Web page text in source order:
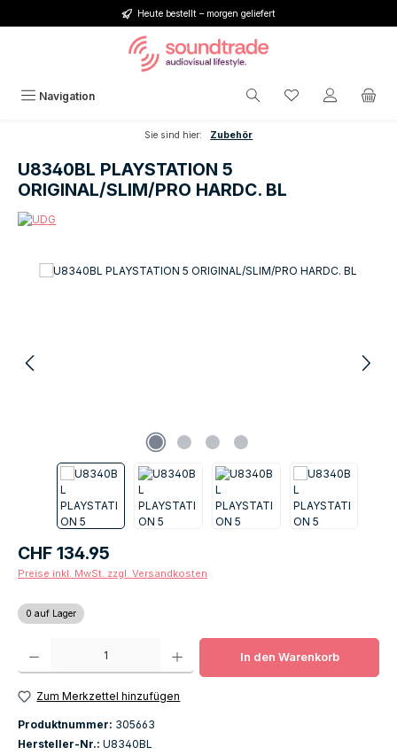
Zum Hauptinhalt springenHeute bestellt – morgen geliefert
Navigation Du hast 0
Sie sind hier: Zubehör
U8340BL PLAYSTATION 5
ORIGINAL/SLIM/PRO HARDC. BL
Bildergalerie überspringen
Regulärer Preis:
CHF 134.95
Preise inkl. MwSt. zzgl. Versandkosten
0 auf Lager
Produkt Anzahl: Gib den gewünschten Wert ein oder benutze die
In den Warenkorb
Zum Merkzettel hinzufügen
Produktnummer: 305663
Hersteller-Nr.: U8340BL